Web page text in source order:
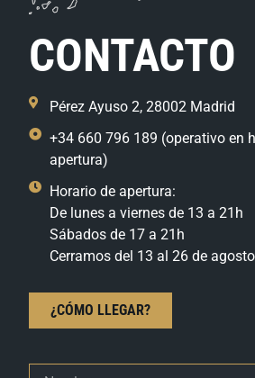
CONTACTO
Pérez Ayuso 2, 28002 Madrid
+34 660 796 189 (operativo en
apertura)
Horario de apertura:
De lunes a viernes de 13 a 21h
Sábados de 17 a 21h
Cerramos del 13 al 26 de
¿CÓMO LLEGAR?